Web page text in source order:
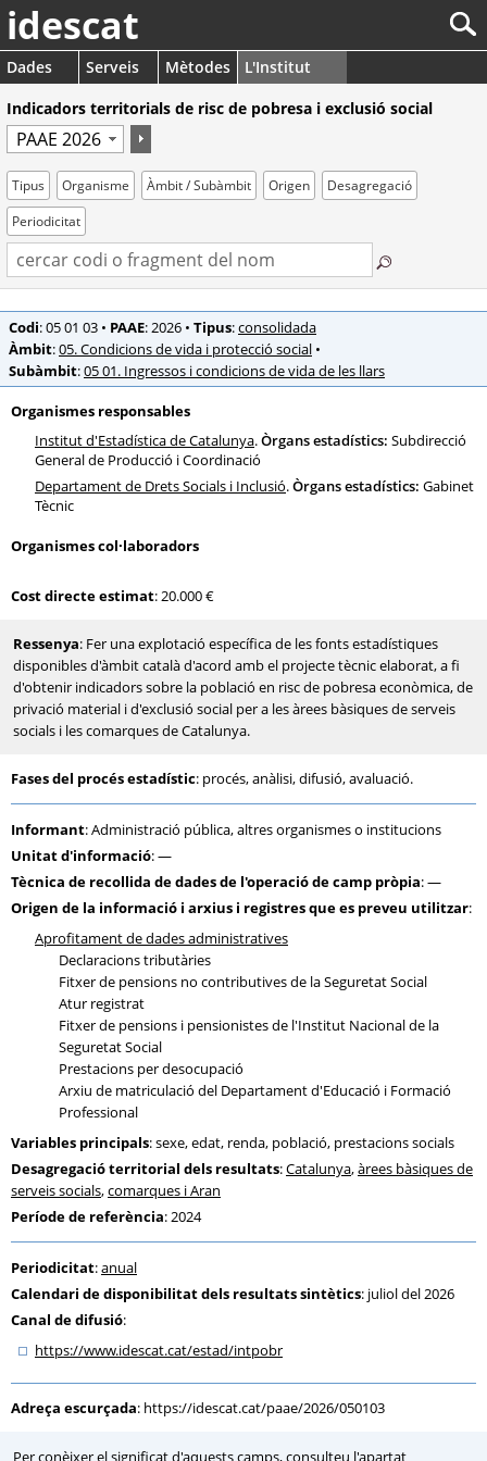
idescat
Dades Serveis Mètodes
L'Institut
Indicadors territorials de risc de pobresa i exclusió social
Tipus Organisme Àmbit / Subàmbit Origen
Desagregació
Periodicitat
Codi: 05 01 03 • PAAE: 2026 • Tipus:consolidada
Àmbit:05. Condicions de vida i protecció social •
Subàmbit:05 01. Ingressos i condicions de vida de les llars
Organismes responsables
Institut d'Estadística de Catalunya.Òrgans estadístics: Subdirecció
General de Producció i Coordinació
Departament de Drets Socials i Inclusió.Òrgans estadístics: Gabinet
Tècnic
Organismes col·laboradors
Cost directe estimat: 20.000 €
Ressenya: Fer una explotació específica de les fonts estadístiques
disponibles d'àmbit català d'acord amb el projecte tècnic elaborat, a fi
d'obtenir indicadors sobre la població en risc de pobresa econòmica, de
privació material i d'exclusió social per a les àrees bàsiques de serveis
socials i les comarques de Catalunya.
Fases del procés estadístic: procés, anàlisi, difusió, avaluació.
Informant: Administració pública, altres organismes o institucions
Unitat d'informació: —
Tècnica de recollida de dades de l'operació de camp pròpia: —
Origen de la informació i arxius i registres que es preveu utilitzar:
Aprofitament de dades administratives
Declaracions tributàries
Fitxer de pensions no contributives de la Seguretat Social
Atur registrat
Fitxer de pensions i pensionistes de l'Institut Nacional de la
Seguretat Social
Prestacions per desocupació
Arxiu de matriculació del Departament d'Educació i Formació
Professional
Variables principals: sexe, edat, renda, població, prestacions socials
Desagregació territorial dels resultats:Catalunya,àrees bàsiques de
serveis socials,comarques i Aran
Període de referència: 2024
Periodicitat:anual
Calendari de disponibilitat dels resultats sintètics: juliol del 2026
Canal de difusió:
https://www.idescat.cat/estad/intpobr
Adreça escurçada: https://idescat.cat/paae/2026/050103
Per conèixer el significat d'aquests camps, consulteu l'apartat